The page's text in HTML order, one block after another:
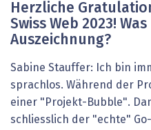
Herzliche
Swiss Web 2023!
Auszeichnung?
Sabine Stauffer: Ich bin
sprachlos. Während der
einer "Projekt-Bubble".
schliesslich der "echte"